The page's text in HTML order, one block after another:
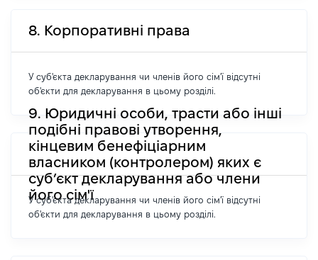
8. Корпоративні права
У суб'єкта декларування чи членів його сім'ї відсутні
об'єкти для декларування в цьому розділі.
9. Юридичні особи, трасти або інші
подібні правові утворення,
кінцевим бенефіціарним
власником (контролером) яких є
суб’єкт декларування або члени
його сім'ї
У суб'єкта декларування чи членів його сім'ї відсутні
об'єкти для декларування в цьому розділі.